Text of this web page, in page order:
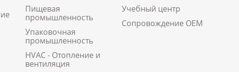
Пищевая
промышленность
Упаковочная
промышленность
HVAC - Отопление и
вентиляция
Учебный центр
Сопровождение ОЕМ